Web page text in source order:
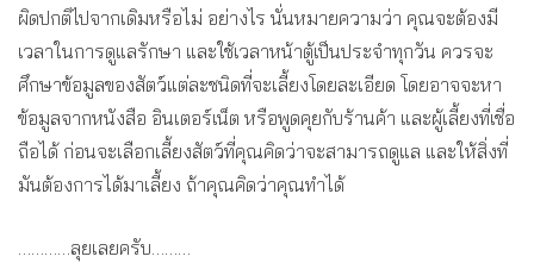
ผิดปกติไปจากเดิมหรือไม่ อย่างไร นั่นหมายความว่า คุณจะต้องมี
เวลาในการดูแลรักษา และใช้เวลาหน้าตู้เป็นประจำทุกวัน ควรจะ
ศึกษาข้อมูลของสัตว์แต่ละชนิดที่จะเลี้ยงโดยละเอียด โดยอาจจะหา
ข้อมูลจากหนังสือ อินเตอร์เน็ต หรือพูดคุยกับร้านค้า และผู้เลี้ยงที่เชื่อ
ถือได้ ก่อนจะเลือกเลี้ยงสัตว์ที่คุณคิดว่าจะสามารถดูแล และให้สิ่งที่
มันต้องการได้มาเลี้ยง ถ้าคุณคิดว่าคุณทำได้
…………ลุยเลยครับ………